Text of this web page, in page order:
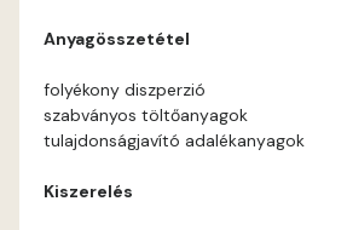
Date-brown B
Anyagösszetétel
folyékony diszperzió
szabványos töltőanyagok
tulajdonságjavító adalékanyagok
Kiszerelés